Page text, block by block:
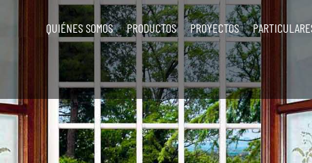
QUIÉNES SOMOS PRODUCTOS PROYECTOS